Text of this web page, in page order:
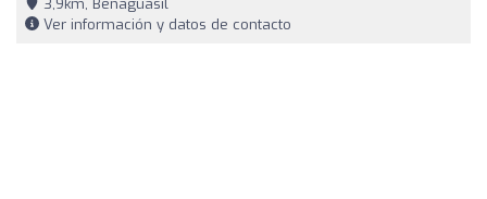
Ver información y datos de contacto